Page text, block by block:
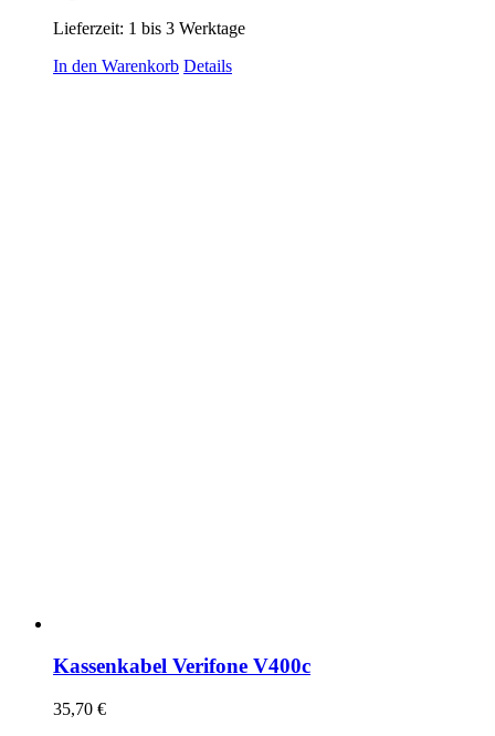
Lieferzeit: 1 bis 3 Werktage
In den Warenkorb Details
Kassenkabel Verifone V400c
35,70 €